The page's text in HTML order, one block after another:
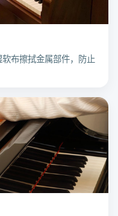
布擦拭金属部件，防止